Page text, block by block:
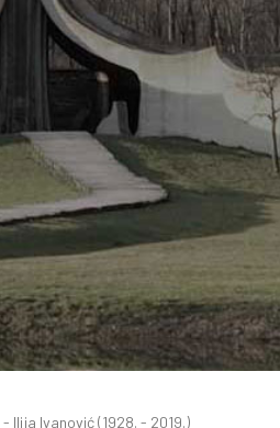
Ilija Ivanović (1928. - 2019.)